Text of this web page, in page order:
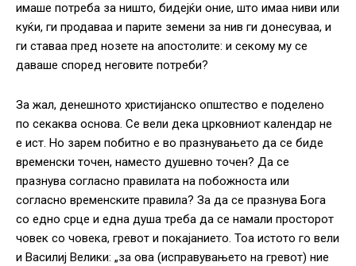
имаше потреба за ништо, бидејќи оние, што имаа ниви или
куќи, ги продаваа и парите земени за нив ги донесуваа, и
ги ставаа пред нозете на апостолите: и секому му се
даваше според неговите потреби?
За жал, денешното христијанско општество е поделено
по секаква основа. Се вели дека црковниот календар не
е ист. Но зарем побитно е во празнувањето да се биде
временски точен, наместо душевно точен? Да се
празнува согласно правилата на побожноста или
согласно временските правила? За да се празнува Бога
со едно срце и една душа треба да се намали просторот
човек со човека, гревот и покајанието. Тоа истото го вели
и Василиј Велики: „за ова (исправувањето на гревот) ние